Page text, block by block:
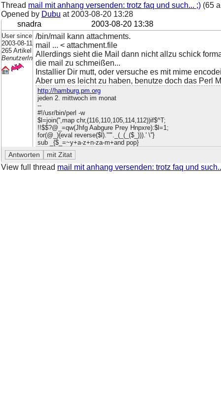
Thread mail mit anhang versenden: trotz faq und such... ;) (65
Opened by Dubu at 2003-08-20 13:28
snadra
2003-08-20 13:38
User since
2003-08-11
265 Artikel
BenutzerIn
/bin/mail kann attachments.
mail ... < attachment.file
Allerdings sieht die Mail dann nicht allzu schick
die mail zu schmeißen...
Installier Dir mutt, oder versuche es mit mime
Aber um es leicht zu haben, benutze doch das Perl
http://hamburg.pm.org
jeden 2. mittwoch im monat
--
#!/usr/bin/perl -w
$l=join('',map chr,(116,110,105,114,112))if$^T;
!!$$?@_=qw(Jhfg Aabgure Prey Hnpxre):$l=1;
for(@_){eval reverse($l)."'"._(_(_($_))).' \''}
sub _{$_=~y+a-z+n-za-m+and pop}
View full thread mail mit anhang versenden: trotz faq und